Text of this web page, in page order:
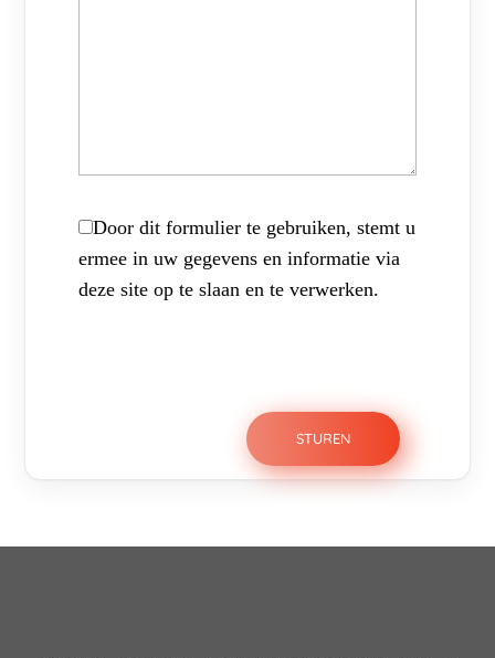
Door dit formulier te gebruiken, stemt u
ermee in uw gegevens en informatie via
deze site op te slaan en te verwerken.